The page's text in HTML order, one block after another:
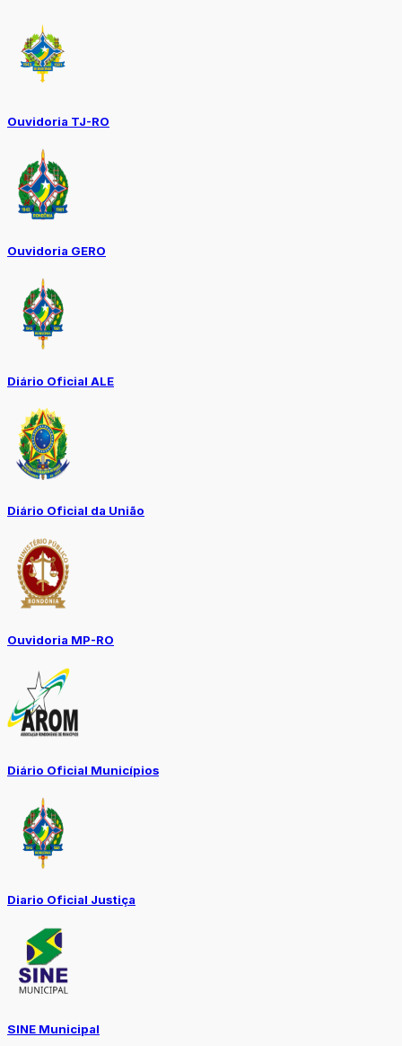
Ouvidoria TJ-RO
Ouvidoria GERO
Diário Oficial ALE
Diário Oficial da União
Ouvidoria MP-RO
Diário Oficial Municípios
Diario Oficial Justiça
SINE Municipal